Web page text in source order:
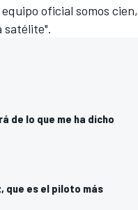
oficial somos cien,
satélite".
de lo que me ha dicho
que es el piloto más